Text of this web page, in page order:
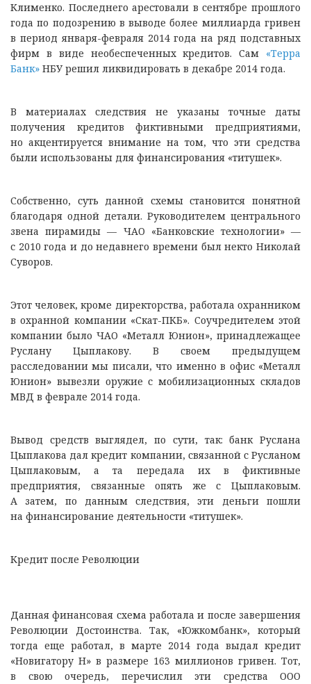
Клименко. Последнего арестовали в сентябре прошлого
года по подозрению в выводе более миллиарда гривен
в период января-февраля 2014 года на ряд подставных
фирм в виде необеспеченных кредитов. Сам «Терра
Банк» НБУ решил ликвидировать в декабре 2014 года.
В материалах следствия не указаны точные даты
получения кредитов фиктивными предприятиями,
но акцентируется внимание на том, что эти средства
были использованы для финансирования «титушек».
Собственно, суть данной схемы становится понятной
благодаря одной детали. Руководителем центрального
звена пирамиды — ЧАО «Банковские технологии» —
с 2010 года и до недавнего времени был некто Николай
Суворов.
Этот человек, кроме директорства, работала охранником
в охранной компании «Скат-ПКБ». Соучредителем этой
компании было ЧАО «Металл Юнион», принадлежащее
Руслану Цыплакову. В своем предыдущем
расследовании мы писали, что именно в офис «Металл
Юнион» вывезли оружие с мобилизационных складов
МВД в феврале 2014 года.
Вывод средств выглядел, по сути, так: банк Руслана
Цыплакова дал кредит компании, связанной с Русланом
Цыплаковым, а та передала их в фиктивные
предприятия, связанные опять же с Цыплаковым.
А затем, по данным следствия, эти деньги пошли
на финансирование деятельности «титушек».
Кредит после Революции
Данная финансовая схема работала и после завершения
Революции Достоинства. Так, «Южкомбанк», который
тогда еще работал, в марте 2014 года выдал кредит
«Новигатору Н» в размере 163 миллионов гривен. Тот,
в свою очередь, перечислил эти средства ООО